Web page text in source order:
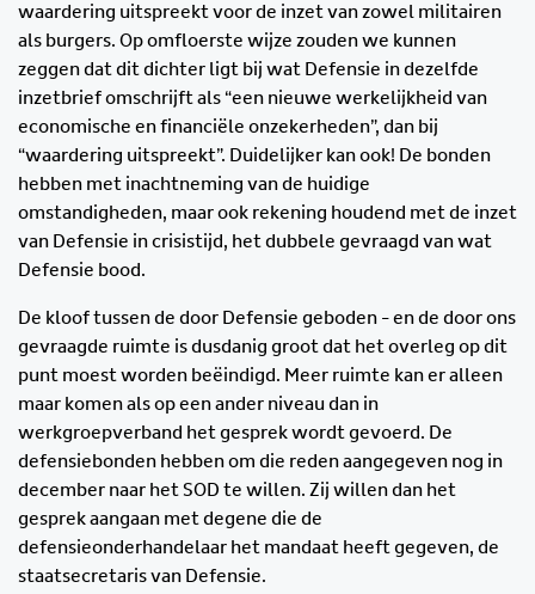
waardering uitspreekt voor de inzet van zowel militairen
als burgers. Op omfloerste wijze zouden we kunnen
zeggen dat dit dichter ligt bij wat Defensie in dezelfde
inzetbrief omschrijft als “een nieuwe werkelijkheid van
economische en financiële onzekerheden”, dan bij
“waardering uitspreekt”. Duidelijker kan ook! De bonden
hebben met inachtneming van de huidige
omstandigheden, maar ook rekening houdend met de inzet
van Defensie in crisistijd, het dubbele gevraagd van wat
Defensie bood.
De kloof tussen de door Defensie geboden - en de door ons
gevraagde ruimte is dusdanig groot dat het overleg op dit
punt moest worden beëindigd. Meer ruimte kan er alleen
maar komen als op een ander niveau dan in
werkgroepverband het gesprek wordt gevoerd. De
defensiebonden hebben om die reden aangegeven nog in
december naar het SOD te willen. Zij willen dan het
gesprek aangaan met degene die de
defensieonderhandelaar het mandaat heeft gegeven, de
staatsecretaris van Defensie.